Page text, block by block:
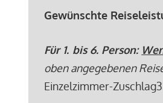
Gewünschte
Für 1. bis 6. Person:
oben angegebenen
Einzelzimmer-Zuschlag